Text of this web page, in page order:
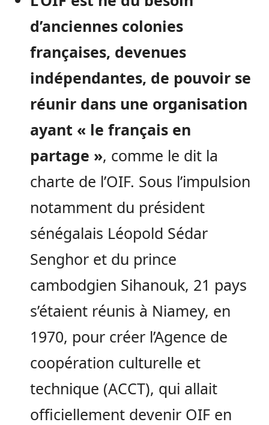
d’anciennes colonies
françaises, devenues
indépendantes, de pouvoir se
réunir dans une organisation
ayant « le français en
partage », comme le dit la
charte de l’OIF. Sous l’impulsion
notamment du président
sénégalais Léopold Sédar
Senghor et du prince
cambodgien Sihanouk, 21 pays
s’étaient réunis à Niamey, en
1970, pour créer l’Agence de
coopération culturelle et
technique (ACCT), qui allait
officiellement devenir OIF en